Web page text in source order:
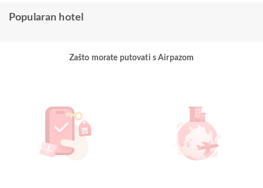
Popularan hotel
Zašto morate putovati s Airpazom